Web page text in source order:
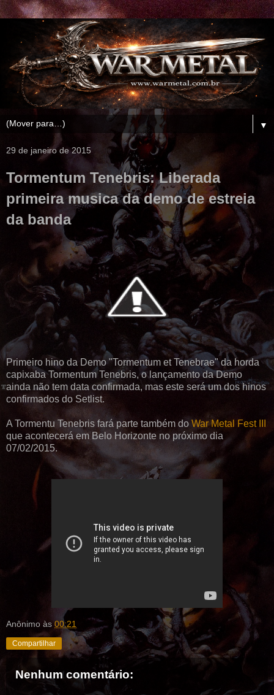
▼
29 de janeiro de 2015
Tormentum Tenebris: Liberada
primeira musica da demo de estreia
da banda
Primeiro hino da Demo "Tormentum et Tenebrae" da horda
capixaba Tormentum Tenebris, o lançamento da Demo
ainda não tem data confirmada, mas este será um dos hinos
confirmados do Setlist.
A Tormentu Tenebris fará parte também do War Metal Fest III
que acontecerá em Belo Horizonte no próximo dia
07/02/2015.
Anônimo às 00:21
Compartilhar
Nenhum comentário: